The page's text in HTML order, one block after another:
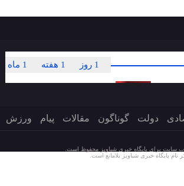
1 ماه 1 هفته 1 روز
دولت گوناگون مقالات پیام ورزش
سایت برای پایگاه خبری شباویز محفوظ است.
نام پایگاه خبری شباویز بلامانع است.